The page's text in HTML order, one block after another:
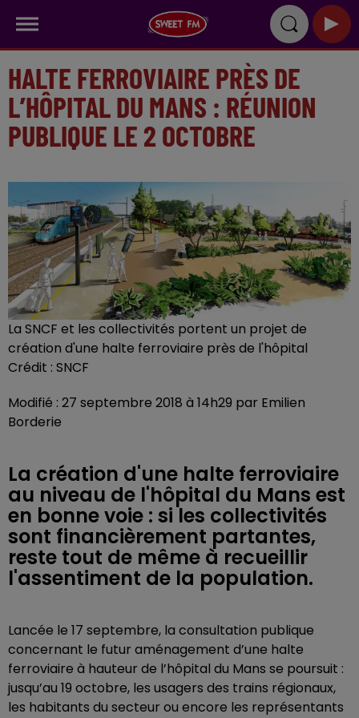
HALTE FERROVIAIRE PRÈS DE
L’HÔPITAL DU MANS : RÉUNION
PUBLIQUE LE 2 OCTOBRE
La SNCF et les collectivités portent un projet de
création d'une halte ferroviaire près de l'hôpital
Crédit : SNCF
Modifié : 27 septembre 2018 à 14h29 par Emilien
Borderie
La création d'une halte ferroviaire
au niveau de l'hôpital du Mans est
en bonne voie : si les collectivités
sont financièrement partantes,
reste tout de même à recueillir
l'assentiment de la population.
Lancée le 17 septembre, la consultation publique
concernant le futur aménagement d’une halte
ferroviaire à hauteur de l’hôpital du Mans se poursuit :
jusqu’au 19 octobre, les usagers des trains régionaux,
les habitants du secteur ou encore les représentants